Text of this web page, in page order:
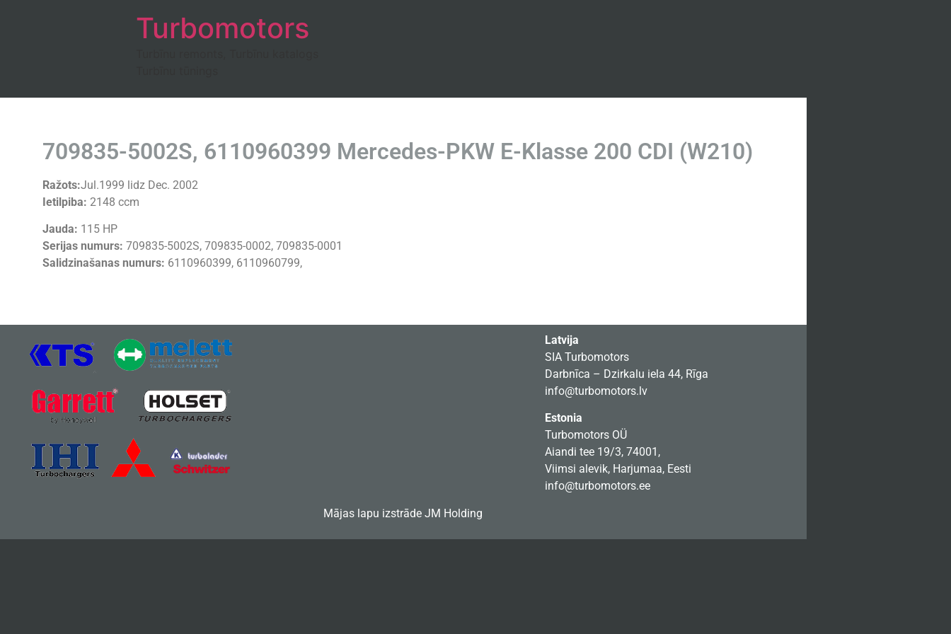
Turbomotors
709835-5002S, 6110960399 Mercedes-PKW E-Klasse 200 CDI (W210)
Ražots:Jul.1999 lidz Dec. 2002
Ietilpiba: 2148 ccm
Jauda: 115 HP
Serijas numurs: 709835-5002S, 709835-0002, 709835-0001
Salidzinašanas numurs: 6110960399, 6110960799,
Mājas lapu izstrāde JM Holding
Latvija
SIA Turbomotors
Darbnīca – Dzirkalu iela 44, Rīga
info@turbomotors.lv
Estonia
Turbomotors OÜ
Aiandi tee 19/3, 74001,
Viimsi alevik, Harjumaa, Eesti
info@turbomotors.ee